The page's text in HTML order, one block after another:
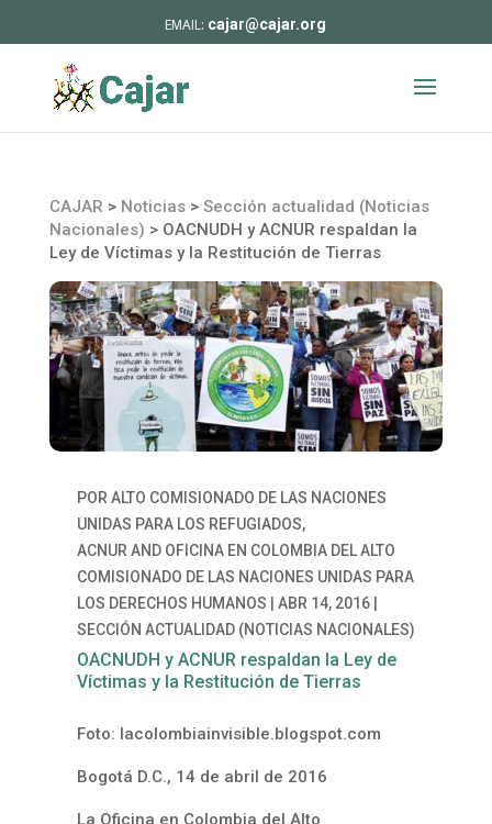
cajar@cajar.org
CAJAR > Noticias> Sección actualidad (Noticias
Nacionales) > OACNUDH y ACNUR respaldan la
Ley de Víctimas y la Restitución de Tierras
POR ALTO COMISIONADO DE LAS NACIONES
UNIDAS PARA LOS REFUGIADOS,
ACNUR AND OFICINA EN COLOMBIA DEL ALTO
COMISIONADO DE LAS NACIONES UNIDAS PARA
LOS DERECHOS HUMANOS | ABR 14, 2016|
SECCIÓN ACTUALIDAD (NOTICIAS NACIONALES)
OACNUDH y ACNUR respaldan la Ley de
Víctimas y la Restitución de Tierras
Foto: lacolombiainvisible.blogspot.com
Bogotá D.C., 14 de abril de 2016
La Oficina en Colombia del Alto